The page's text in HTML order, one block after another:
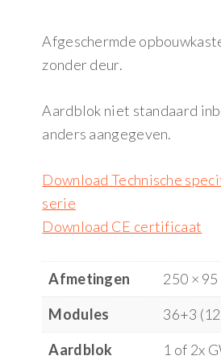
Afgeschermde
zonder deur.
Aardblok niet standaard
anders aangegeven.
Download Technische
serie
Download CE certificaat
Afmetingen
250 × 95
Modules
36+3
Aardblok
1 of 2x